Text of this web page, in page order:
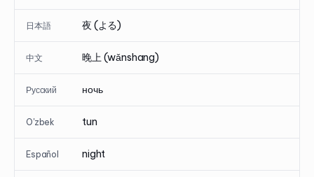
日本語 夜 (よる)
中文 晚上 (wǎnshang)
Русский ночь
O'zbek tun
Español night